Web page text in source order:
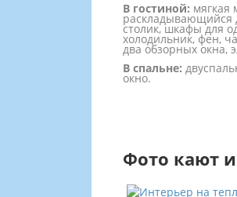
В гостиной: мягкая
раскладывающийся
столик, шкафы для
холодильник, фен,
два обзорных окна,
В спальне:
окно.
Фото кают